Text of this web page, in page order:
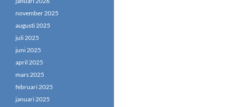
november 2025
augusti 2025
juli 2025
juni 2025
april 2025
mars 2025
februari 2025
januari 2025